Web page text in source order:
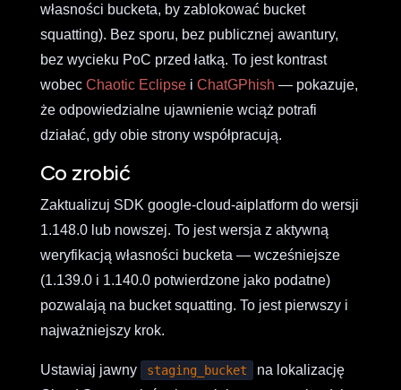
własności bucketa, by zablokować bucket
squatting). Bez sporu, bez publicznej awantury,
bez wycieku PoC przed łatką. To jest kontrast
wobec Chaotic Eclipsei ChatGPhish — pokazuje,
że odpowiedzialne ujawnienie wciąż potrafi
działać, gdy obie strony współpracują.
Co zrobić
Zaktualizuj SDK google-cloud-aiplatform do wersji
1.148.0 lub nowszej. To jest wersja z aktywną
weryfikacją własności bucketa — wcześniejsze
(1.139.0 i 1.140.0 potwierdzone jako podatne)
pozwalają na bucket squatting. To jest pierwszy i
najważniejszy krok.
Ustawiaj jawny staging_bucket
na lokalizację